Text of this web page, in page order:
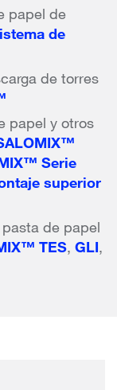
papel de
de
de torres
papel y otros
Serie
superior
de papel
TES, GLI,